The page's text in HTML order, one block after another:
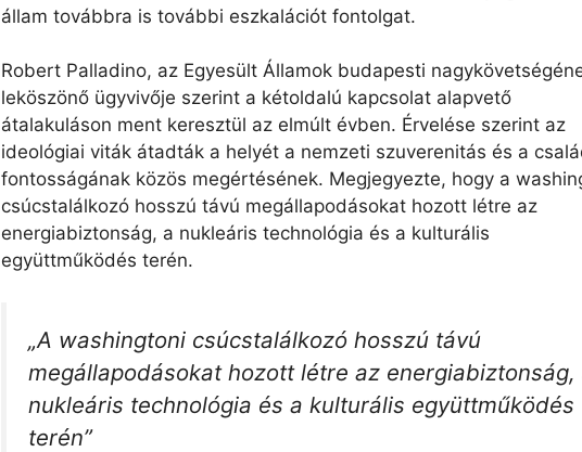
állam továbbra is további eszkalációt fontolgat.
Robert Palladino, az Egyesült Államok budapesti
leköszönő ügyvivője szerint a kétoldalú kapcsolat alapvető
átalakuláson ment keresztül az elmúlt évben. Érvelése szerint az
ideológiai viták átadták a helyét a nemzeti szuverenitás és a
fontosságának közös megértésének. Megjegyezte, hogy a
csúcstalálkozó hosszú távú megállapodásokat hozott létre az
energiabiztonság, a nukleáris technológia és a kulturális
együttműködés terén.
„A washingtoni csúcstalálkozó hosszú távú
megállapodásokat hozott létre az energiabiztonság,
nukleáris technológia és a kulturális együttműködés
terén”